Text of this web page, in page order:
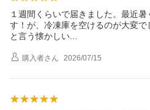
１週間くらいで届きました。最近
す！が、冷凍庫を空けるのが大変で
と言う懐かしい
購入者さん 2026/07/15